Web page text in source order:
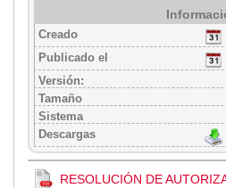
Creado
Publicado el
Versión:
Tamaño
Sistema
Descargas
RESOLUCIÓN DE
2021
2020
2019
2018
2017
2016
Protección de Derechos